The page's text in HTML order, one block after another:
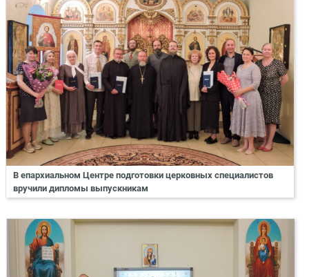
В епархиальном Центре подготовки церковных специалистов
вручили дипломы выпускникам